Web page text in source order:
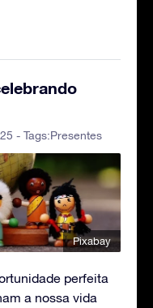
- Tags:Presentes
Pixabay
perfeita
a nossa vida